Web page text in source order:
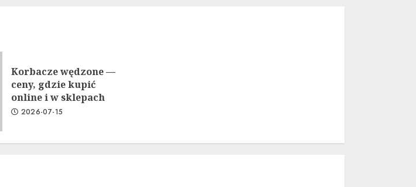
Korbacze wędzone —
ceny, gdzie kupić
online i w sklepach
2026-07-15